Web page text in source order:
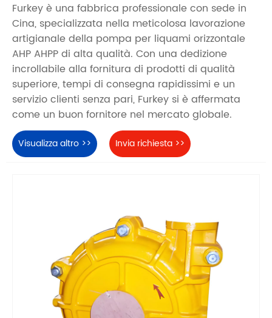
Furkey è una fabbrica professionale con sede in
Cina, specializzata nella meticolosa lavorazione
artigianale della pompa per liquami orizzontale
AHP AHPP di alta qualità. Con una dedizione
incrollabile alla fornitura di prodotti di qualità
superiore, tempi di consegna rapidissimi e un
servizio clienti senza pari, Furkey si è affermata
come un buon fornitore nel mercato globale.
Visualizza altro >> Invia richiesta >>